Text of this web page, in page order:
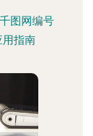
图网编号
用指南